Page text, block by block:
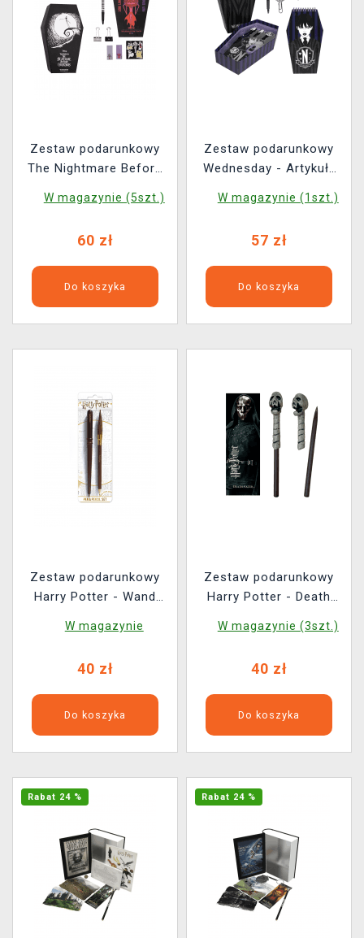
Zestaw podarunkowy
The Nightmare Before
szkolne (długopis,
spinacze)
W magazynie (5szt.)
60 zł
Do koszyka
Zestaw podarunkowy
Wednesday - Artykuły
brelok, notes, spinacze)
opakowanie)
W magazynie (1szt.)
57 zł
Do koszyka
Zestaw podarunkowy
Harry Potter - Wand
(długopis i ołówek)
W magazynie
40 zł
Do koszyka
Zestaw podarunkowy
Harry Potter - Death
zakładka)
W magazynie (3szt.)
40 zł
Do koszyka
Rabat 24 % Rabat 24 %